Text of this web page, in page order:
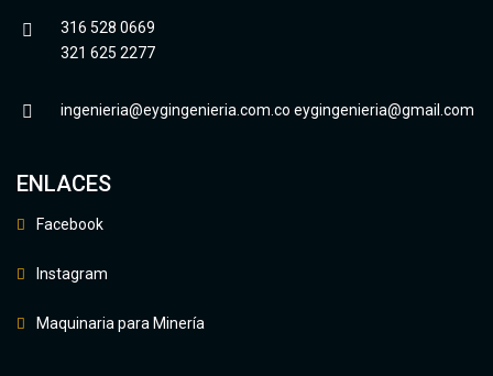
316 528 0669
321 625 2277
ingenieria@eygingenieria.com.co eygingenieria@gmail.com
ENLACES
Facebook
Instagram
Maquinaria para Minería